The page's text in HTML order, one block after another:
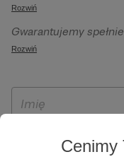
Cenimy
sp. z o.o. z siedziba w
092 Warszawa. Twoje
szczególności w celu
Patronite.pl, w tym
otrzymywania
Rozwiń
Gwarantujemy
wynikających z
ich przenoszenia,
podejmowaniu
osobowych.
Rozwiń